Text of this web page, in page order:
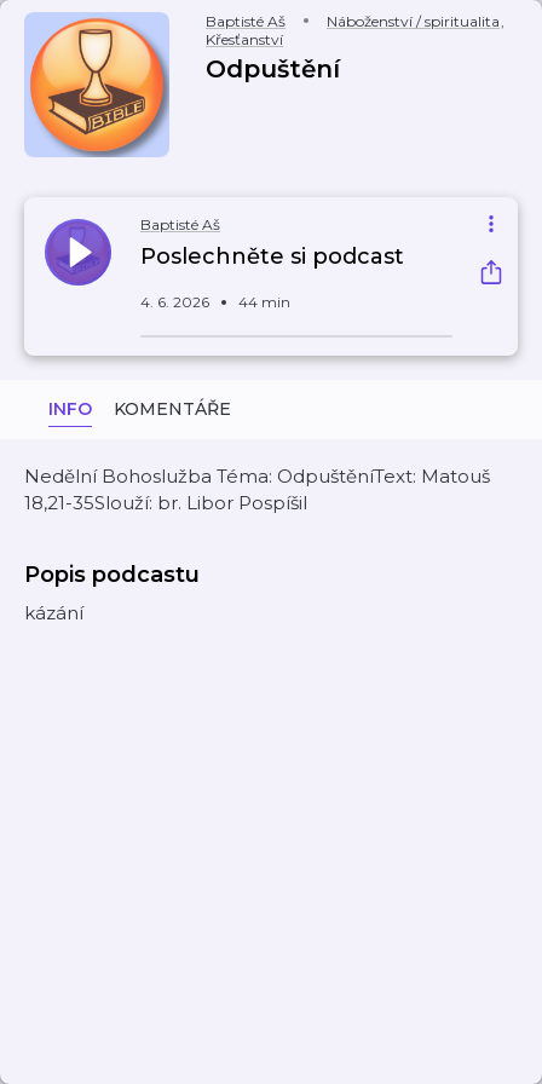
Baptisté Aš Náboženství / spiritualita,
Křesťanství
Odpuštění
Baptisté Aš
Poslechněte si podcast
4. 6. 2026 44 min
INFO KOMENTÁŘE
Nedělní Bohoslužba Téma: OdpuštěníText: Matouš
18,21-35Slouží: br. Libor Pospíšil
Popis podcastu
kázání